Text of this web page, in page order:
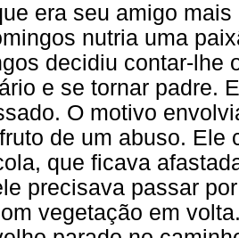
era seu amigo
nutria uma
decidiu contar-lhe
e se tornar padre.
O motivo
de um abuso. Ele
que ficava
precisava passar
vegetação em